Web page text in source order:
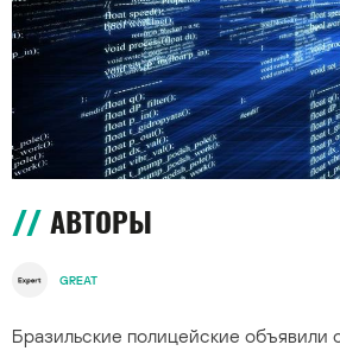
АВТОРЫ
GREAT
Бразильские полицейские объявили